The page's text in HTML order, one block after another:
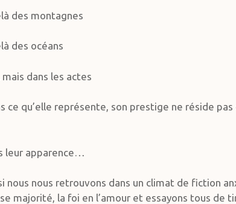
des montagnes
des océans
mais dans les actes
ce qu’elle représente, son prestige ne réside
leur apparence…
nous nous retrouvons dans un climat de fiction
majorité, la foi en l’amour et essayons tous de